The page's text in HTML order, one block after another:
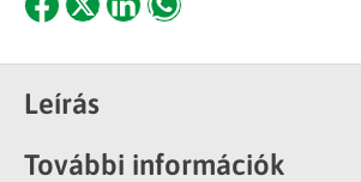
Share
Facebook
Share
X
ShareShare
Leírás
További információk